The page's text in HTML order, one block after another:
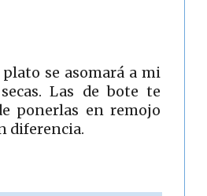
se asomará a mi
Las de bote te
ponerlas en remojo
diferencia.